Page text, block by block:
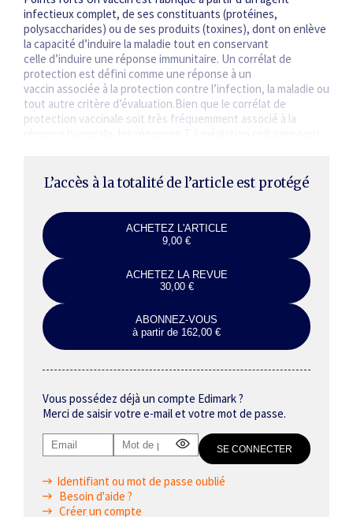
infectieux complet, de ses constituants (protéines,
polysaccharides) ou de ses produits (toxines), dont on enlève
la capacité d’induire la maladie tout en conservant
celle d’induire une réponse immunitaire. Un corrélat de
protection est défini comme une réponse à un
vaccin associée à la protection contre l’infection, la maladie ou
tout autre critère d’évaluation.Bien que le corrélat de
protection vaccinale soit très fréquemment associé à la
L’accès à la totalité de l’article est protégé
ACHETEZ L'ARTICLE
9,00 €
ACHETEZ LA REVUE
30,00 €
ABONNEZ-VOUS
à partir de 162,00 €
Vous possédez déjà un compte Edimark ?
Merci de saisir votre e-mail et votre mot de passe.
Identifiant ou mot de passe oublié
Besoin d'aide ?
Créer un compte